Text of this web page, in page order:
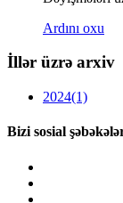
Ardını oxu
İllər üzrə arxiv
2024(1)
Bizi sosial